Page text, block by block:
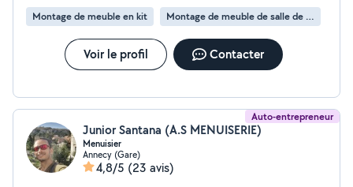
Montage de meuble en kit
Montage de meuble de salle de bain en kit
Voir le profil Contacter
Auto-entrepreneur
Junior Santana (A.S MENUISERIE)
Menuisier
Annecy (Gare)
4,8/5 (23 avis)